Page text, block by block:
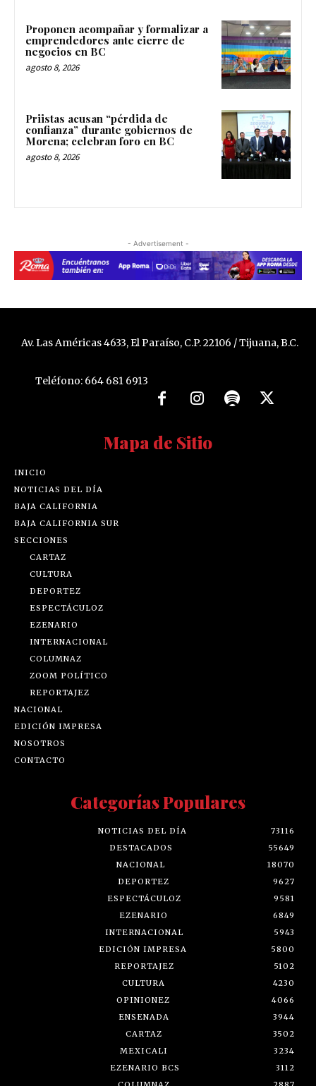
Proponen acompañar y formalizar a
emprendedores ante cierre de
negocios en BC
agosto 8, 2026
Priistas acusan “pérdida de
confianza” durante gobiernos de
Morena; celebran foro en BC
agosto 8, 2026
- Advertisement -
Av. Las Américas 4633, El Paraíso, C.P. 22106 / Tijuana, B.C.
Teléfono: 664 681 6913
Mapa de Sitio
INICIO
NOTICIAS DEL DÍA
BAJA CALIFORNIA
BAJA CALIFORNIA SUR
SECCIONES
CARTAZ
CULTURA
DEPORTEZ
ESPECTÁCULOZ
EZENARIO
INTERNACIONAL
COLUMNAZ
ZOOM POLÍTICO
REPORTAJEZ
NACIONAL
EDICIÓN IMPRESA
NOSOTROS
CONTACTO
Categorías Populares
NOTICIAS DEL DÍA
73116
DESTACADOS
55649
NACIONAL
18070
DEPORTEZ
9627
ESPECTÁCULOZ
9581
EZENARIO
6849
INTERNACIONAL
5943
EDICIÓN IMPRESA
5800
REPORTAJEZ
5102
CULTURA
4230
OPINIONEZ
4066
ENSENADA
3944
CARTAZ
3502
MEXICALI
3234
EZENARIO BCS
3112